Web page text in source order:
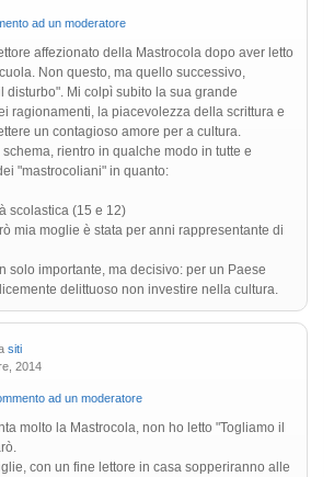
ad un moderatore
affezionato della Mastrocola dopo aver letto
Non questo, ma quello successivo,
disturbo". Mi colpì subito la sua grande
ragionamenti, la piacevolezza della scrittura e
un contagioso amore per a cultura.
rientro in qualche modo in tutte e
"mastrocoliani" in quanto:
scolastica (15 e 12)
mia moglie è stata per anni rappresentante di
solo importante, ma decisivo: per un Paese
delittuoso non investire nella cultura.
siti
2014
ad un moderatore
molto la Mastrocola, non ho letto "Togliamo il
con un fine lettore in casa sopperiranno alle